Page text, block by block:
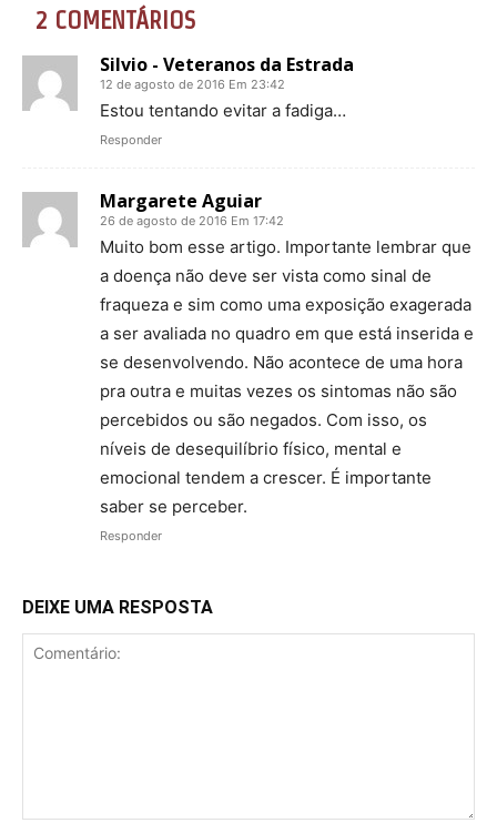
2 COMENTÁRIOS
Silvio - Veteranos da Estrada
12 de agosto de 2016 Em 23:42
Estou tentando evitar a fadiga…
Responder
Margarete Aguiar
26 de agosto de 2016 Em 17:42
Muito bom esse artigo. Importante lembrar que
a doença não deve ser vista como sinal de
fraqueza e sim como uma exposição exagerada
a ser avaliada no quadro em que está inserida e
se desenvolvendo. Não acontece de uma hora
pra outra e muitas vezes os sintomas não são
percebidos ou são negados. Com isso, os
níveis de desequilíbrio físico, mental e
emocional tendem a crescer. É importante
saber se perceber.
Responder
DEIXE UMA RESPOSTA